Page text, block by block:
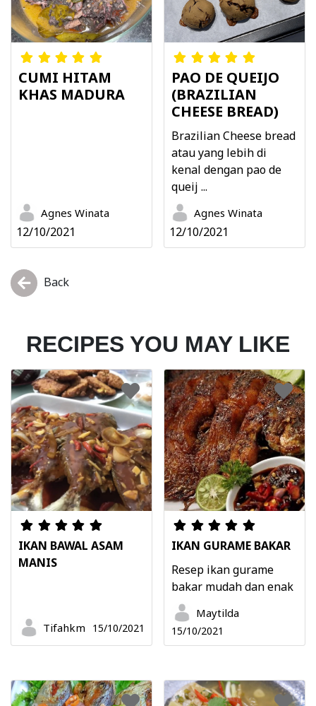
CUMI HITAM
KHAS MADURA
Agnes Winata
12/10/2021
PAO DE QUEIJO
(BRAZILIAN
CHEESE BREAD)
Brazilian Cheese bread
atau yang lebih di
kenal dengan pao de
queij ...
Agnes Winata
12/10/2021
Back
RECIPES YOU MAY LIKE
IKAN BAWAL ASAM
MANIS
Tifahkm 15/10/2021
IKAN GURAME BAKAR
Resep ikan gurame
bakar mudah dan enak
Maytilda
15/10/2021